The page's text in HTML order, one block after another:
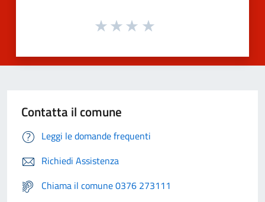
Contatta il comune
Leggi le domande frequenti
Richiedi Assistenza
Chiama il comune 0376 273111